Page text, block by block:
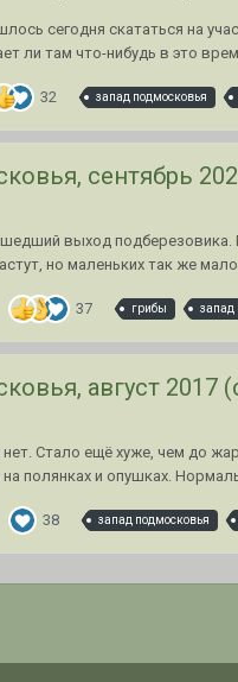
сегодня скататься на
ли там что-нибудь в это
32 запад подмосковья
сентябрь
выход
но маленьких так же
37 грибы запад
август
Стало ещё хуже, чем до
полянках и опушках.
38 запад подмосковья